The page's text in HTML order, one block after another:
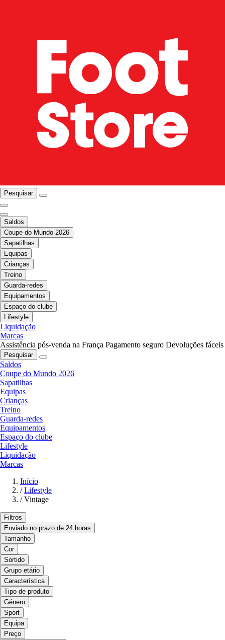
Pesquisar
Saldos
Coupe do Mundo 2026
Sapatilhas
Equipas
Crianças
Treino
Guarda-redes
Equipamentos
Espaço do clube
Lifestyle
Liquidação
Marcas
Assistência pós-venda na França Pagamento seguro Devoluções fáceis
Pesquisar
Saldos
Coupe do Mundo 2026
Sapatilhas
Equipas
Crianças
Treino
Guarda-redes
Equipamentos
Espaço do clube
Lifestyle
Liquidação
Marcas
Início
/ Lifestyle
/ Vintage
Filtros
Enviado no prazo de 24 horas
Tamanho
Cor
Sortido
Grupo etário
Característica
Tipo de produto
Género
Sport
Equipa
Preço